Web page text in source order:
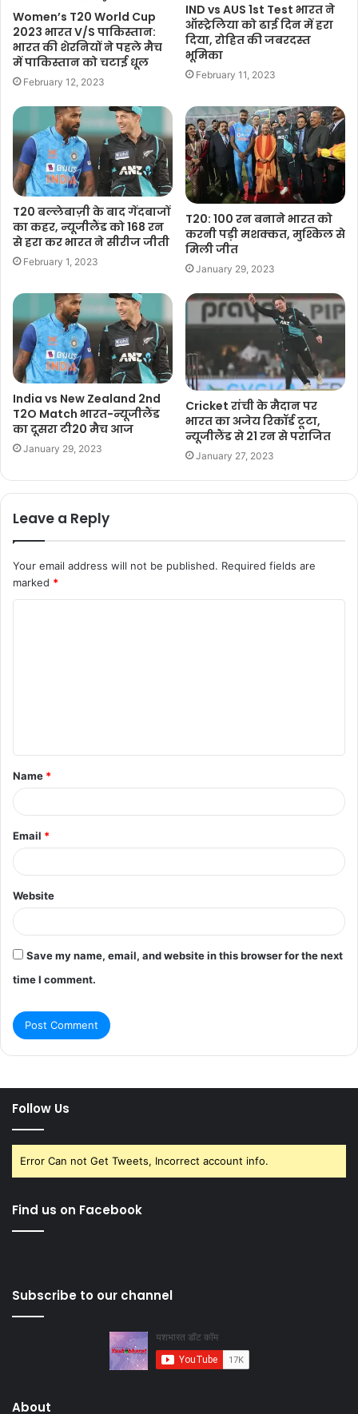
Women’s T20 World Cup
2023 भारत V/S पाकिस्तान:
भारत की शेरनियों ने पहले मैच
में पाकिस्तान को चटाई धूल
February 12, 2023
IND vs AUS 1st Test भारत ने
ऑस्ट्रेलिया को ढाई दिन में हरा
दिया, रोहित की जबरदस्त
भूमिका
February 11, 2023
T20 बल्लेबाज़ी के बाद गेंदबाजों
का कहर, न्यूजीलैंड को 168 रन
से हरा कर भारत ने सीरीज जीती
February 1, 2023
T20: 100 रन बनाने भारत को
करनी पड़ी मशक्कत, मुश्किल से
मिली जीत
January 29, 2023
India vs New Zealand 2nd
T2O Match भारत-न्यूजीलैंड
का दूसरा टी20 मैच आज
January 29, 2023
Cricket रांची के मैदान पर
भारत का अजेय रिकॉर्ड टूटा,
न्यूजीलैंड से 21 रन से पराजित
January 27, 2023
Leave a Reply
Your email address will not be published. Required fields are
marked *
t
*
Name *
Email *
Website
Save my name, email, and website in this browser for the next
time I comment.
Follow Us
Error Can not Get Tweets, Incorrect account info.
Find us on Facebook
Subscribe to our channel
About